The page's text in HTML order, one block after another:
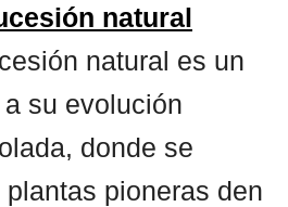
natural
natural es un
su evolución
donde se
pioneras den